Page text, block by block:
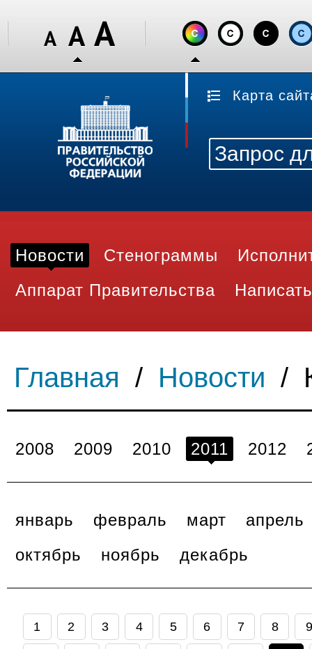
Карта
Новости Стенограммы
Аппарат Правительства
Главная / Новости /
2008 2009 2010 2011 2012
январь февраль март
апрель
октябрь
ноябрь декабрь
1 2 3 4 5 6 7 8 9